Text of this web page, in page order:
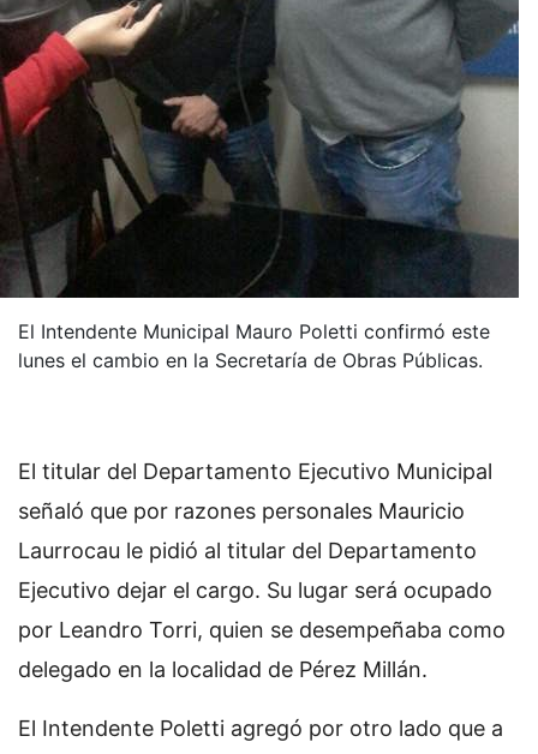
El Intendente Municipal Mauro Poletti confirmó este
lunes el cambio en la Secretaría de Obras Públicas.
El titular del Departamento Ejecutivo Municipal
señaló que por razones personales Mauricio
Laurrocau le pidió al titular del Departamento
Ejecutivo dejar el cargo. Su lugar será ocupado
por Leandro Torri, quien se desempeñaba como
delegado en la localidad de Pérez Millán.
El Intendente Poletti agregó por otro lado que a